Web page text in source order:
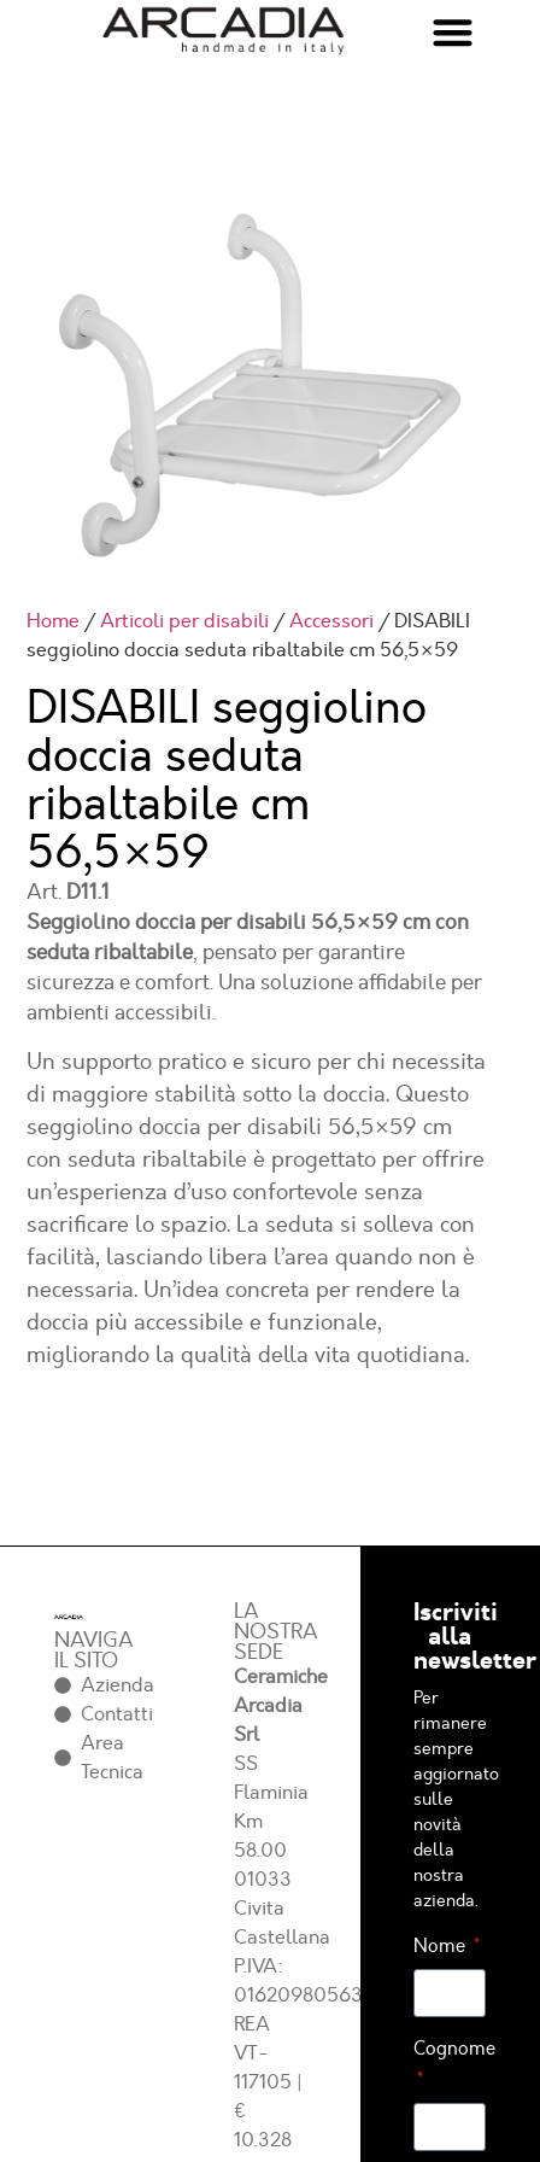
Home /Articoli per disabili /Accessori / DISABILI
seggiolino doccia seduta ribaltabile cm 56,5×59
DISABILI seggiolino
doccia seduta
ribaltabile cm
56,5×59
Art. D11.1
Seggiolino doccia per disabili 56,5×59 cm con
seduta ribaltabile, pensato per garantire
sicurezza e comfort. Una soluzione affidabile per
ambienti accessibili.
Un supporto pratico e sicuro per chi necessita
di maggiore stabilità sotto la doccia. Questo
seggiolino doccia per disabili 56,5×59 cm
con seduta ribaltabile è progettato per offrire
un’esperienza d’uso confortevole senza
sacrificare lo spazio. La seduta si solleva con
facilità, lasciando libera l’area quando non è
necessaria. Un’idea concreta per rendere la
doccia più accessibile e funzionale,
migliorando la qualità della vita quotidiana.
NAVIGA
IL SITO
Azienda
Contatti
Area
Tecnica
LA
NOSTRA
SEDE
Ceramiche
Arcadia
Srl
SS
Flaminia
Km
58.00
01033
Civita
Castellana
P.IVA:
01620980563
REA
VT-
117105 |
€
10.328
Iscriviti
alla
newsletter
Per
rimanere
sempre
aggiornato
sulle
novità
della
nostra
azienda.
Nome
Cognome